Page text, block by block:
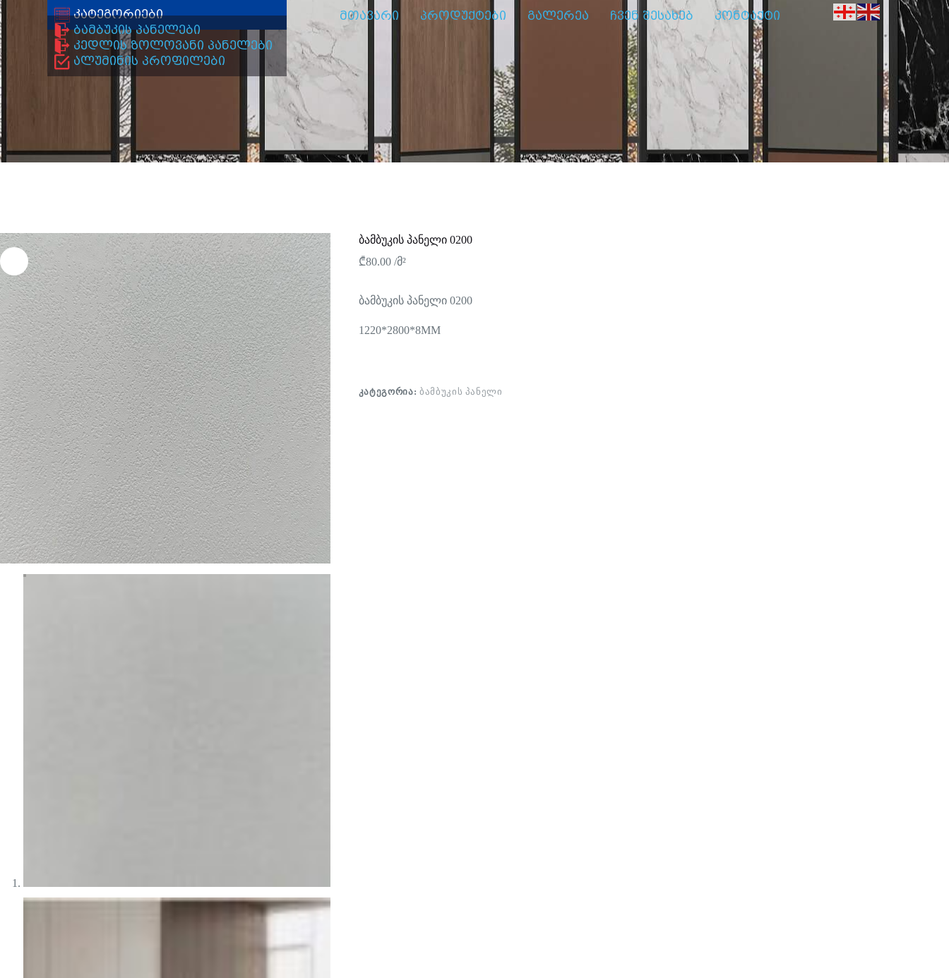
კატეგორიები
ბამბუკის პანელები
კედლის ზოლოვანი პანელები
ალუმინის პროფილები
მთავარი პროდუქტები გალერეა ჩვენ შესახებ კონტაქტი
ბამბუკის პანელი 0200
₾80.00/მ²
ბამბუკის პანელი 0200
1220*2800*8MM
ᲙᲐᲢᲔᲒᲝᲠᲘᲐ: ᲑᲐᲛᲑᲣᲙᲘᲡ ᲞᲐᲜᲔᲚᲘ